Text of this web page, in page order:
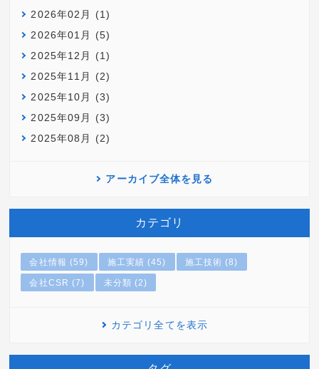
2026年02月 (1)
2026年01月 (5)
2025年12月 (1)
2025年11月 (2)
2025年10月 (3)
2025年09月 (3)
2025年08月 (2)
アーカイブ全体を見る
カテゴリ
会社情報 (59) 施工実績 (45) 施工技術 (8)
会社CSR (7) 未分類 (2)
カテゴリ全てを表示